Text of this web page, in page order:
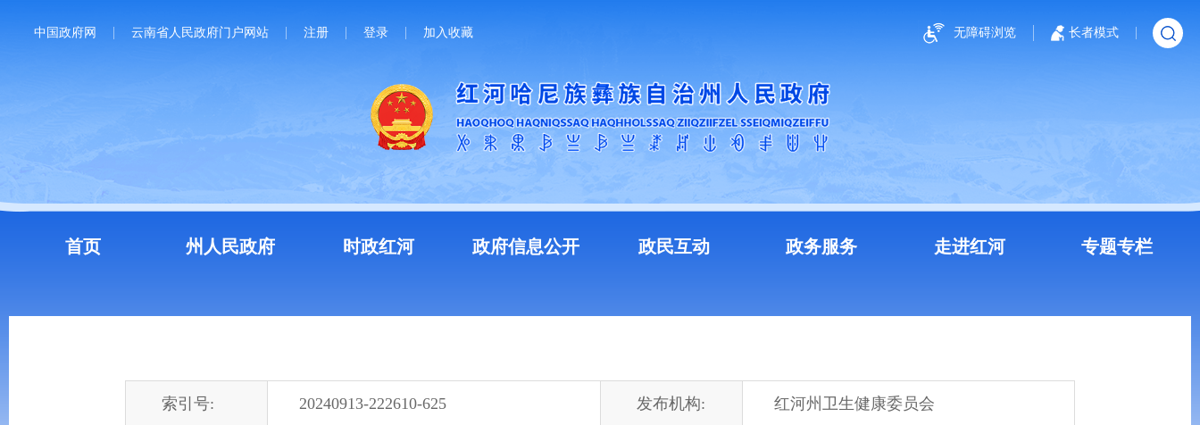
中国政府网 云南省人民政府门户网站 注册 登录 加入收藏 无障碍浏览 长者模式
首页 州人民政府 时政红河 政府信息公开 政民互动 政务服务 走进红河 专题专栏
索引号: 20240913-222610-625 发布机构: 红河州卫生健康委员会